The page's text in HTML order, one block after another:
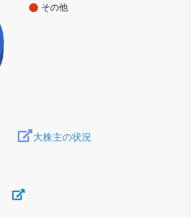
その他
大株主の状況